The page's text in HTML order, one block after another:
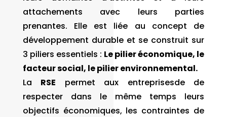
attachements avec leurs parties
prenantes. Elle est liée au concept de
développement durable et se construit sur
3 piliers essentiels : Le pilieréconomique, le
facteur social, le pilier environnemental.
La RSE permet aux entreprisesde de
respecter dans le même temps leurs
objectifs économiques, les contraintes de